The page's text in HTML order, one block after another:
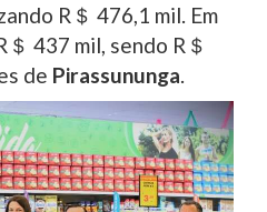
R＄ 476,1 mil. Em
437 mil, sendo R＄
de Pirassununga